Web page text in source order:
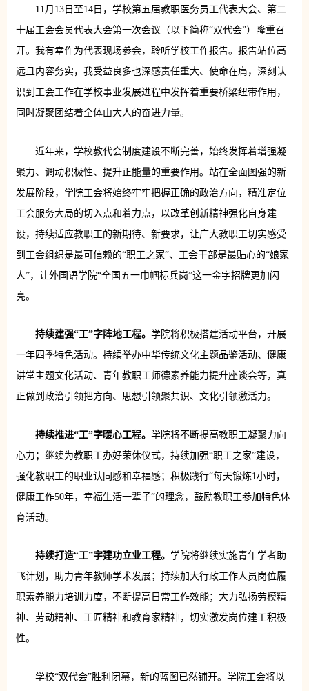
11月13日至14日，学校第五届教职医务员工代表大会、第二
十届工会会员代表大会第一次会议（以下简称“双代会”）隆重召
开。我有幸作为代表现场参会，聆听学校工作报告。报告站位高
远且内容务实，我受益良多也深感责任重大、使命在肩，深刻认
识到工会工作在学校事业发展进程中发挥着重要桥梁纽带作用，
同时凝聚团结着全体山大人的奋进力量。
近年来，学校教代会制度建设不断完善，始终发挥着增强凝
聚力、调动积极性、提升正能量的重要作用。站在全面图强的新
发展阶段，学院工会将始终牢牢把握正确的政治方向，精准定位
工会服务大局的切入点和着力点，以改革创新精神强化自身建
设，持续适应教职工的新期待、新要求，让广大教职工切实感受
到工会组织是最可信赖的“职工之家”、工会干部是最贴心的“娘家
人”，让外国语学院“全国五一巾帼标兵岗”这一金字招牌更加闪
亮。
持续建强“工”字阵地工程。 学院将积极搭建活动平台，开展
一年四季特色活动。持续举办中华传统文化主题品鉴活动、健康
讲堂主题文化活动、青年教职工师德素养能力提升座谈会等，真
正做到政治引领把方向、思想引领聚共识、文化引领激活力。
持续推进“工”字暖心工程。 学院将不断提高教职工凝聚力向
心力；继续为教职工办好荣休仪式，持续加强“职工之家”建设，
强化教职工的职业认同感和幸福感；积极践行“每天锻炼1小时，
健康工作50年，幸福生活一辈子”的理念，鼓励教职工参加特色体
育活动。
持续打造“工”字建功立业工程。 学院将继续实施青年学者助
飞计划，助力青年教师学术发展；持续加大行政工作人员岗位履
职素养能力培训力度，不断提高日常工作效能；大力弘扬劳模精
神、劳动精神、工匠精神和教育家精神，切实激发岗位建工积极
性。
学校“双代会”胜利闭幕，新的蓝图已然铺开。学院工会将以